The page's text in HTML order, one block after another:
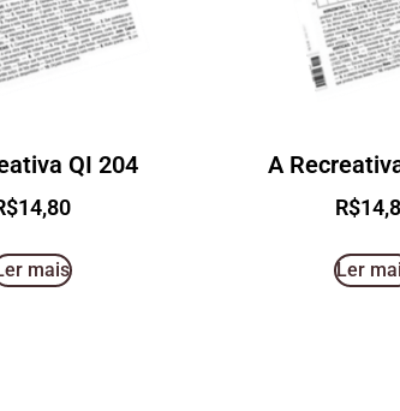
QI 204
14,80
mais
A
R$
Ler